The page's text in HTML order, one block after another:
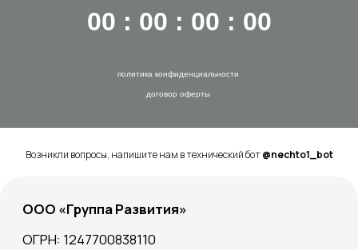
политика конфиденциальности
договор оферты
00 : 00 : 00 : 00
Возникли вопросы, напишите нам в технический бот@nechto1_bot